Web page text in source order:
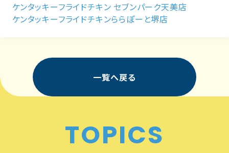
ケンタッキーフライドチキン セブンパーク天美店
ケンタッキーフライドチキンららぽーと堺店
一覧へ戻る
TOPICS